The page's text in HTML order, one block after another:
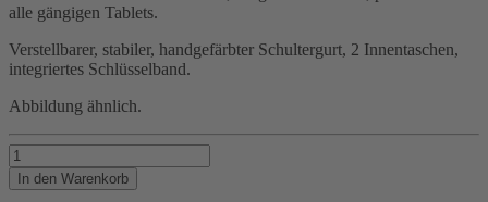
alle gängigen Tablets.
Verstellbarer, stabiler, handgefärbter Schultergurt, 2 Innentaschen,
integriertes Schlüsselband.
Abbildung ähnlich.
Praktischer
Begleiter
an
In den Warenkorb